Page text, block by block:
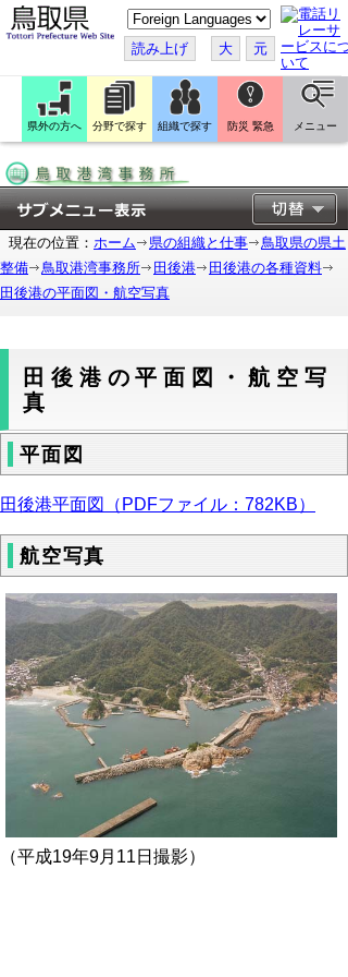
こ
の
ペ
ー
ジ
翻
訳
す
読み上げ 大 元
県外の方へ 分野で探す 組織で探す 防災 緊急 メニュー
現在の位置： ホーム 県の組織と仕事
鳥取県の県土
整備
鳥取港湾事務所 田後港
田後港の各種資料
田後港の平面図・航空写真
田後港の平面図・航空写
真
平面図
田後港平面図（PDFファイル：782KB）
航空写真
（平成19年9月11日撮影）